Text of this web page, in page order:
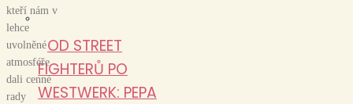
OD STREET
FIGHTERŮ PO
WESTWERK: PEPA
kteří nám v
lehce
uvolněné
atmosféře
dali cenné
rady